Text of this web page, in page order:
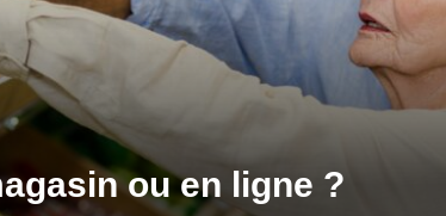
ou en ligne ?